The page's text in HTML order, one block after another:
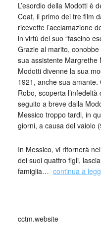
L’esordio della Modotti è
Coat, il primo dei tre film
ricevette l’acclamazione
in virtù del suo “fascino
Grazie al marito,
sua assistente Margrethe
Modotti divenne la sua
1921, anche sua
Robo, scoperta
seguito a breve dalla
Messico troppo tardi, in
giorni, a causa del vaiolo
In Messico, vi ritornerà
dei suoi quattro figli,
famiglia… continua a
cctm.website